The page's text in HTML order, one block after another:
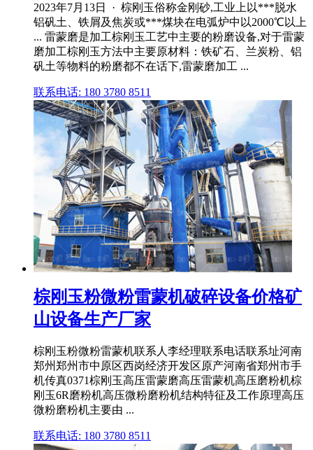
2023年7月13日 · 棕刚玉俗称金刚砂,工业上以***脱水
铝矾土、铁屑及焦炭或***煤块在电弧炉中以2000℃以上
... 雷蒙磨是加工棕刚玉工艺中主要的粉磨设备,对于雷蒙
磨加工棕刚玉方法中主要原材料：铁矿石、兰炭粉、铝
矾土等物料的粉磨都不在话下,雷蒙磨加工 ...
联系电话: 180 3780 8511
棕刚玉粉微粉雷蒙机破碎设备价格矿
山设备生产厂家
棕刚玉粉微粉雷蒙机联系人李经理联系电话联系址河南
郑州郑州市中原区西岗经济开发区原产河南省郑州市手
机传真0371棕刚玉高压雷蒙磨高压雷蒙机高压磨粉机棕
刚玉6R磨粉机高压微粉磨粉机结构特征及工作原理高压
微粉磨粉机主要由 ...
联系电话: 180 3780 8511